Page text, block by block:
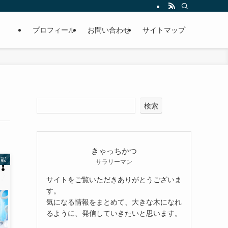
プロフィール お問い合わせ サイトマップ
検索
きゃっちかつ
サラリーマン
サイトをご覧いただきありがとうございま
す。
気になる情報をまとめて、大きな木になれ
るように、発信していきたいと思います。